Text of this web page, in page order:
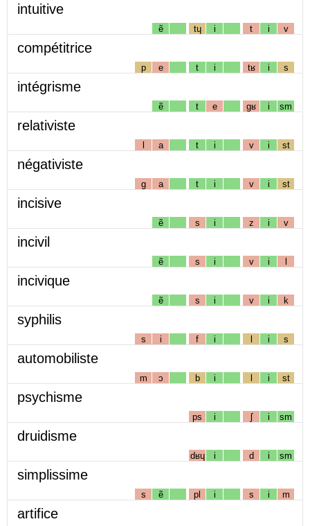
intuitive
ẽ tɥ i t i v
compétitrice
p e t i tʁ i s
intégrisme
ẽ t e gʁ i sm
relativiste
l a t i v i st
négativiste
g a t i v i st
incisive
ẽ s i z i v
incivil
ẽ s i v i l
incivique
ẽ s i v i k
syphilis
s i f i l i s
automobiliste
m ɔ b i l i st
psychisme
ps i ʃ i sm
druidisme
dʁɥ i d i sm
simplissime
s ẽ pl i s i m
artifice